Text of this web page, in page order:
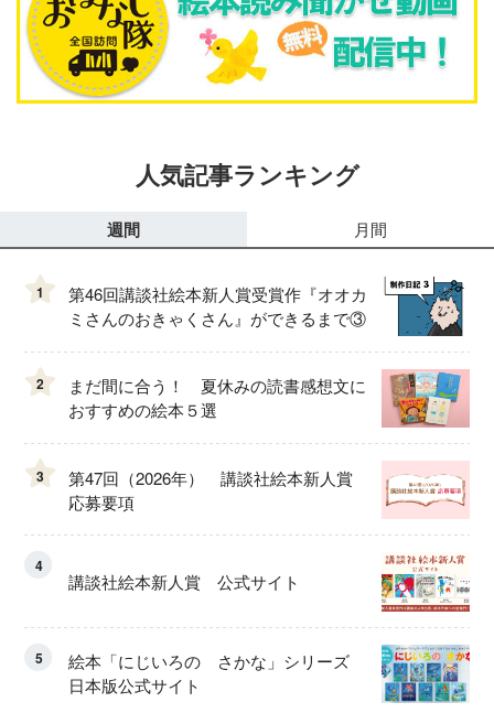
人気記事ランキング
週間 月間
1
第46回講談社絵本新人賞受賞作『オオカ
ミさんのおきゃくさん』ができるまで③
2
まだ間に合う！ 夏休みの読書感想文に
おすすめの絵本５選
3
第47回（2026年） 講談社絵本新人賞
応募要項
4
講談社絵本新人賞 公式サイト
5
絵本「にじいろの さかな」シリーズ
日本版公式サイト